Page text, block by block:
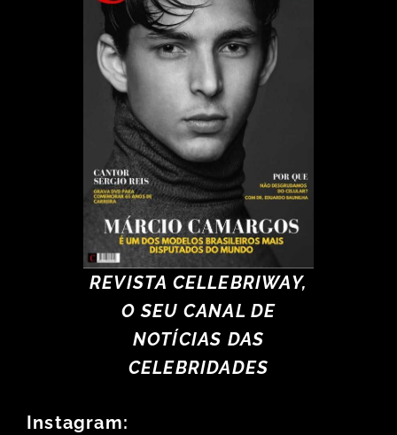
REVISTA CELLEBRIWAY,
O SEU CANAL DE
NOTÍCIAS DAS
CELEBRIDADES
Instagram: